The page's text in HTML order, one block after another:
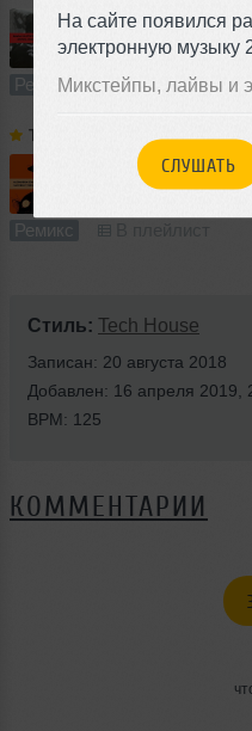
На сайте появился
электронную музыку
Микстейпы, лайвы и
СЛУШАТЬ
2:29 612 раз
Ремикс В плейлист (в 1
TR-MEET Alexandra Stan vs Sebastien Leger - Mr.
Ремикс
Стиль: Tech House
Записан: 20 августа 2018
Добавлен: 16 апреля 2019,
BPM: 125
КОММЕНТАРИИ